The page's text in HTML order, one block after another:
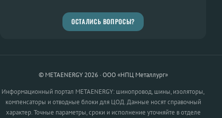
ОСТАЛИСЬ ВОПРОСЫ?
© METAENERGY 2026 · ООО «НПЦ Металлург»
Информационный портал METAENERGY: шинопровод, шины, изоляторы,
компенсаторы и отводные блоки для ЦОД. Данные носят справочный
характер. Точные параметры, сроки и исполнение уточняйте в отделе